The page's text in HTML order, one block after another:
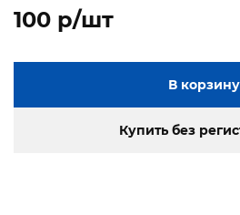
100 p/шт
В корзину
Купить без